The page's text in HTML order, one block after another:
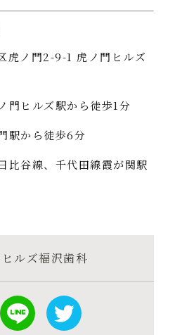
虎ノ門2-9-1 虎ノ門ヒルズ
門ヒルズ駅から徒歩1分
駅から徒歩6分
比谷線、千代田線霞が関駅
ルズ福沢歯科